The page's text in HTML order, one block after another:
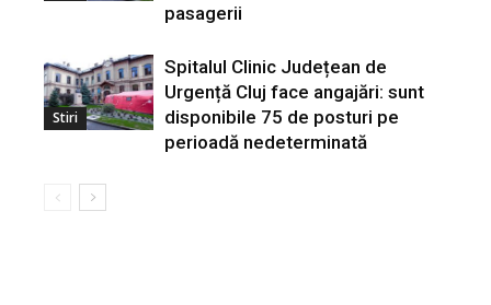
pasagerii
Stiri
Spitalul Clinic Județean de
Urgență Cluj face angajări: sunt
disponibile 75 de posturi pe
perioadă nedeterminată